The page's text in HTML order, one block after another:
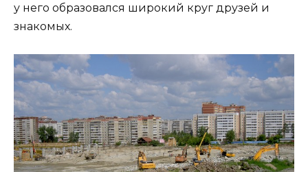
у него образовался широкий круг друзей и
знакомых.